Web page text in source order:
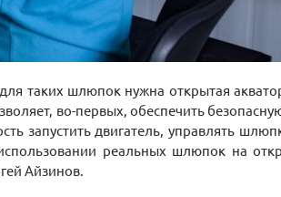
таких шлюпок нужна открытая
во-первых, обеспечить
запустить двигатель, управлять
реальных шлюпок на
Айзинов.